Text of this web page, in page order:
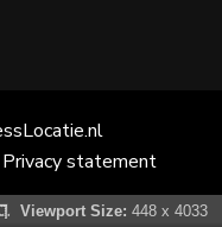
Privacy statement
Viewport Size: 448 x 4033